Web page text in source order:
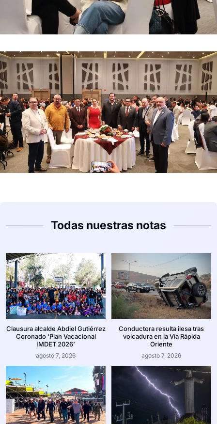
Todas nuestras notas
Clausura alcalde Abdiel Gutiérrez
Coronado ‘Plan Vacacional
IMDET 2026’
agosto 7, 2026
Conductora resulta ilesa tras
volcadura en la Vía Rápida
Oriente
agosto 7, 2026